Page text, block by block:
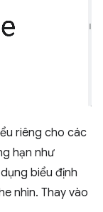
riêng cho các
hạn như
biểu định
nhìn. Thay vào